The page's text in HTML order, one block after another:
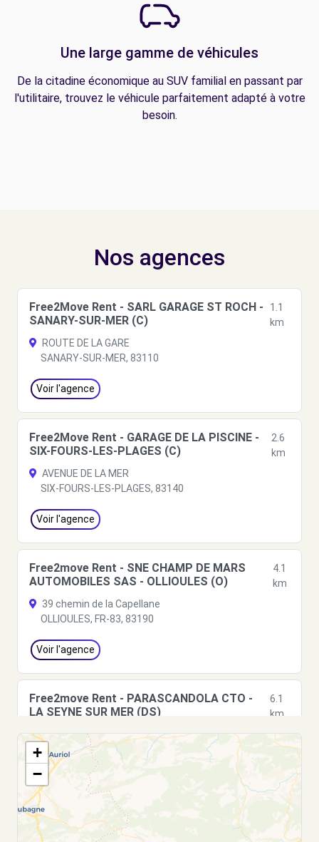
Une large gamme de véhicules
De la citadine économique au SUV familial en passant par
l'utilitaire, trouvez le véhicule parfaitement adapté à votre
besoin.
Nos agences
Free2Move Rent - SARL GARAGE ST ROCH -
SANARY-SUR-MER (C)
1.1
km
ROUTE DE LA GARE
SANARY-SUR-MER, 83110
Voir l'agence
Free2Move Rent - GARAGE DE LA PISCINE -
SIX-FOURS-LES-PLAGES (C)
2.6
km
AVENUE DE LA MER
SIX-FOURS-LES-PLAGES, 83140
Voir l'agence
Free2move Rent - SNE CHAMP DE MARS
AUTOMOBILES SAS - OLLIOULES (O)
4.1
km
39 chemin de la Capellane
OLLIOULES, FR-83, 83190
Voir l'agence
Free2move Rent - PARASCANDOLA CTO -
LA SEYNE SUR MER (DS)
6.1
km
501 AVENUE SAINT EXUPERY
LA SEYNE SUR MER, FR-83, 83500
Voir l'agence
Free2move Rent - PARASCANDOLA CTO -
+
−